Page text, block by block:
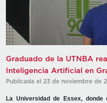
Graduado de la UTNBA
Inteligencia Artificial en
Publicada el 23 de noviembre de
La Universidad de Essex,